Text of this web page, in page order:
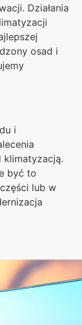
Działania
osad i
i
klimatyzacją.
być to
lub w